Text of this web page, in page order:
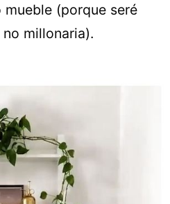
(porque seré
millonaria).